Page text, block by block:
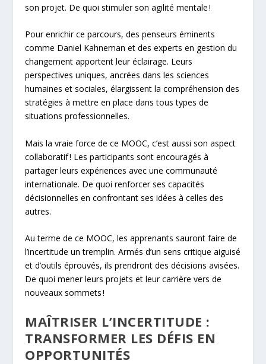
son projet. De quoi stimuler son agilité mentale !
Pour enrichir ce parcours, des penseurs éminents
comme Daniel Kahneman et des experts en gestion du
changement apportent leur éclairage. Leurs
perspectives uniques, ancrées dans les sciences
humaines et sociales, élargissent la compréhension des
stratégies à mettre en place dans tous types de
situations professionnelles.
Mais la vraie force de ce MOOC, c’est aussi son aspect
collaboratif ! Les participants sont encouragés à
partager leurs expériences avec une communauté
internationale. De quoi renforcer ses capacités
décisionnelles en confrontant ses idées à celles des
autres.
Au terme de ce MOOC, les apprenants sauront faire de
l’incertitude un tremplin. Armés d’un sens critique aiguisé
et d’outils éprouvés, ils prendront des décisions avisées.
De quoi mener leurs projets et leur carrière vers de
nouveaux sommets !
MAÎTRISER L’INCERTITUDE :
TRANSFORMER LES DÉFIS EN
OPPORTUNITÉS